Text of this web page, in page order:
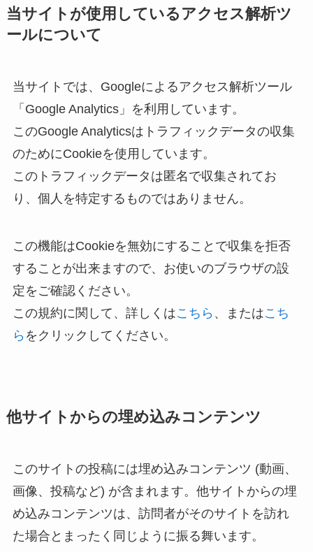
当サイトが使用しているアクセス解析ツ
ールについて
当サイトでは、Googleによるアクセス解析ツール
「Google Analytics」を利用しています。
このGoogle Analyticsはトラフィックデータの収集
のためにCookieを使用しています。
このトラフィックデータは匿名で収集されてお
り、個人を特定するものではありません。
この機能はCookieを無効にすることで収集を拒否
することが出来ますので、お使いのブラウザの設
定をご確認ください。
この規約に関して、詳しくはこちら 、またはこち
ら をクリックしてください。
他サイトからの埋め込みコンテンツ
このサイトの投稿には埋め込みコンテンツ (動画、
画像、投稿など) が含まれます。他サイトからの埋
め込みコンテンツは、訪問者がそのサイトを訪れ
た場合とまったく同じように振る舞います。